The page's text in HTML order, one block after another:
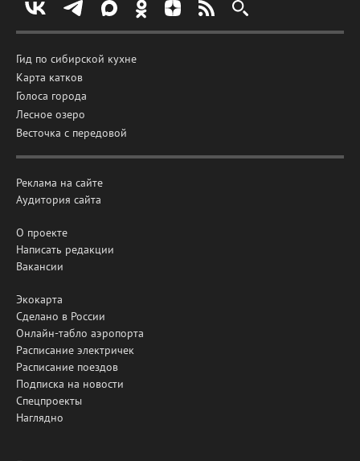
Гид по сибирской кухне
Карта катков
Голоса города
Лесное озеро
Весточка с передовой
Реклама на сайте
Аудитория сайта
О проекте
Написать редакции
Вакансии
Экокарта
Сделано в России
Онлайн-табло аэропорта
Расписание электричек
Расписание поездов
Подписка на новости
Спецпроекты
Наглядно